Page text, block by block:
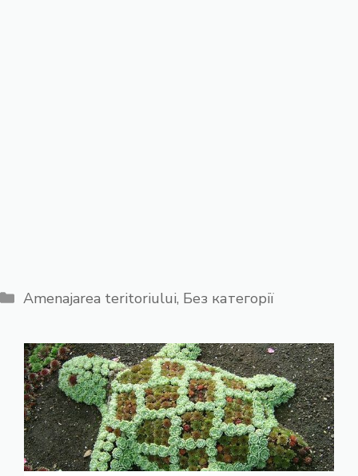
Categorii
Amenajarea teritoriului, Без категорії